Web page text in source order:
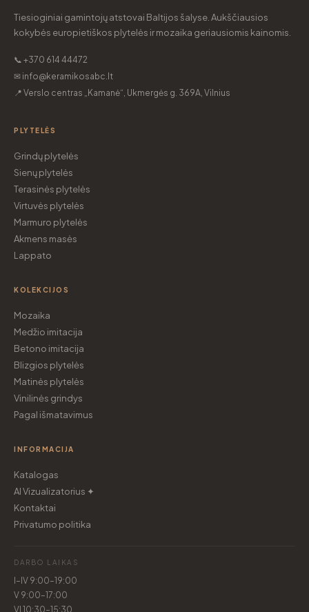
Tiesioginiai gamintojų atstovai Baltijos šalyse. Aukščiausios
kokybės europietiškos plytelės ir mozaika geriausiomis kainomis.
📞 +370 614 44472
✉ info@keramikosabc.lt
📍 Verslo centras „Kamanė“, Ukmergės g. 369A, Vilnius
PLYTELĖS
Grindų plytelės
Sienų plytelės
Terasinės plytelės
Virtuvės plytelės
Marmuro plytelės
Akmens masės
Lappato
KOLEKCIJOS
Mozaika
Medžio imitacija
Betono imitacija
Blizgios plytelės
Matinės plytelės
Vinilinės grindys
Pagal išmatavimus
INFORMACIJA
Katalogas
AI Vizualizatorius ✦
Kontaktai
Privatumo politika
DARBO LAIKAS
I–IV 9:00–19:00
V 9:00–17:00
VI 10:30–15:30